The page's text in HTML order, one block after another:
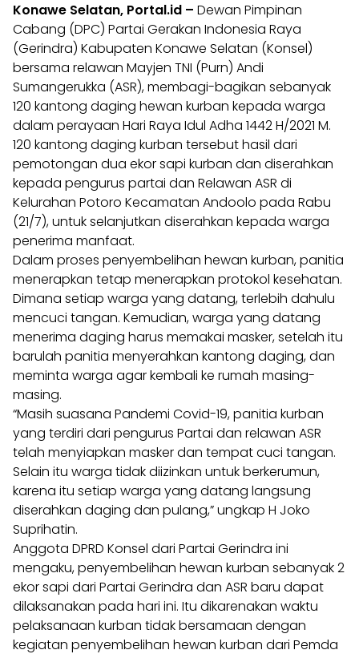
Konawe Selatan, Portal.id – Dewan Pimpinan
Cabang (DPC) Partai Gerakan Indonesia Raya
(Gerindra) Kabupaten Konawe Selatan (Konsel)
bersama relawan Mayjen TNI (Purn) Andi
Sumangerukka (ASR), membagi-bagikan sebanyak
120 kantong daging hewan kurban kepada warga
dalam perayaan Hari Raya Idul Adha 1442 H/2021 M.
120 kantong daging kurban tersebut hasil dari
pemotongan dua ekor sapi kurban dan diserahkan
kepada pengurus partai dan Relawan ASR di
Kelurahan Potoro Kecamatan Andoolo pada Rabu
(21/7), untuk selanjutkan diserahkan kepada warga
penerima manfaat.
Dalam proses penyembelihan hewan kurban, panitia
menerapkan tetap menerapkan protokol kesehatan.
Dimana setiap warga yang datang, terlebih dahulu
mencuci tangan. Kemudian, warga yang datang
menerima daging harus memakai masker, setelah itu
barulah panitia menyerahkan kantong daging, dan
meminta warga agar kembali ke rumah masing-
masing.
“Masih suasana Pandemi Covid-19, panitia kurban
yang terdiri dari pengurus Partai dan relawan ASR
telah menyiapkan masker dan tempat cuci tangan.
Selain itu warga tidak diizinkan untuk berkerumun,
karena itu setiap warga yang datang langsung
diserahkan daging dan pulang,” ungkap H Joko
Suprihatin.
Anggota DPRD Konsel dari Partai Gerindra ini
mengaku, penyembelihan hewan kurban sebanyak 2
ekor sapi dari Partai Gerindra dan ASR baru dapat
dilaksanakan pada hari ini. Itu dikarenakan waktu
pelaksanaan kurban tidak bersamaan dengan
kegiatan penyembelihan hewan kurban dari Pemda